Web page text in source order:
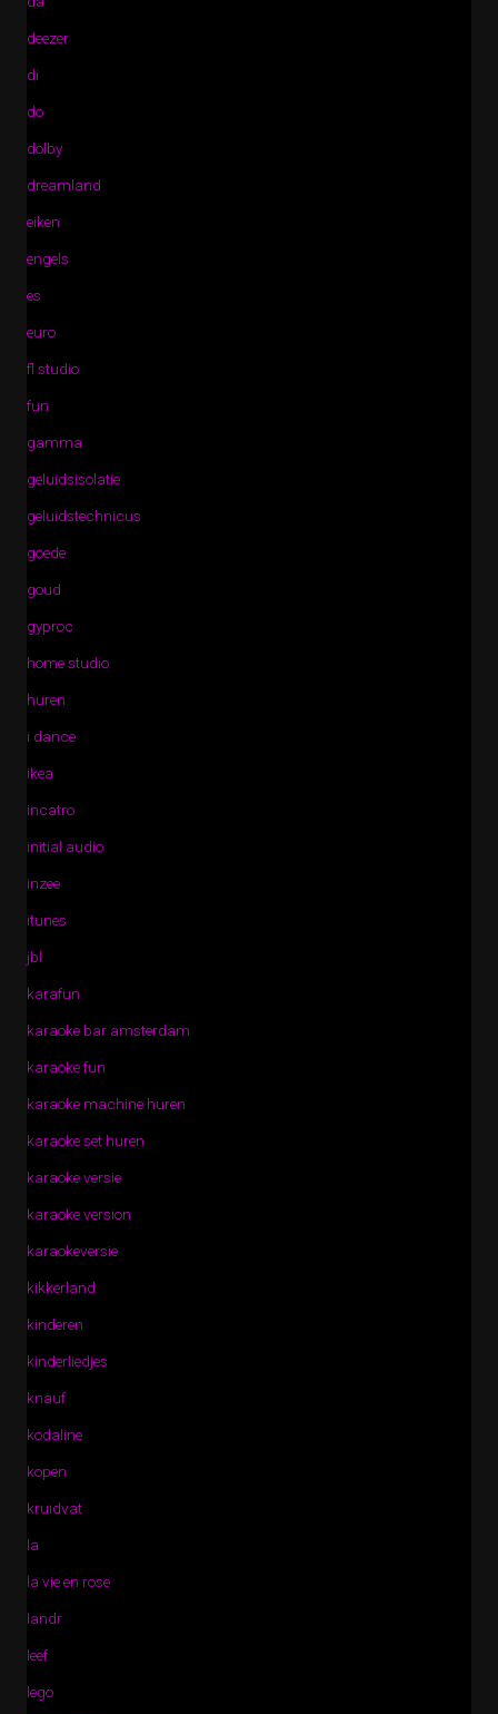
deezer
di
do
dolby
dreamland
eiken
engels
es
euro
fl studio
fun
gamma
geluidsisolatie
geluidstechnicus
goede
goud
gyproc
home studio
huren
i dance
ikea
incatro
initial audio
inzee
itunes
jbl
karafun
karaoke bar amsterdam
karaoke fun
karaoke machine huren
karaoke set huren
karaoke versie
karaoke version
karaokeversie
kikkerland
kinderen
kinderliedjes
knauf
kodaline
kopen
kruidvat
la
la vie en rose
landr
leef
lego